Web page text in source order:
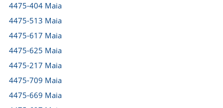
4475-404 Maia
4475-513 Maia
4475-617 Maia
4475-625 Maia
4475-217 Maia
4475-709 Maia
4475-669 Maia